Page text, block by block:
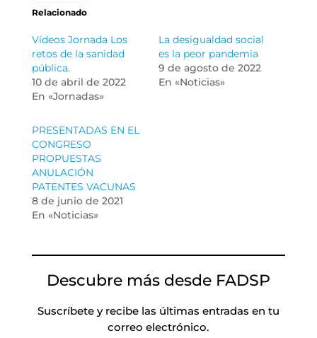
Relacionado
Vídeos Jornada Los
retos de la sanidad
pública.
10 de abril de 2022
En «Jornadas»
La desigualdad social
es la peor pandemia
9 de agosto de 2022
En «Noticias»
PRESENTADAS EN EL
CONGRESO
PROPUESTAS
ANULACIÓN
PATENTES VACUNAS
8 de junio de 2021
En «Noticias»
Descubre más desde FADSP
Suscríbete y recibe las últimas entradas en tu
correo electrónico.